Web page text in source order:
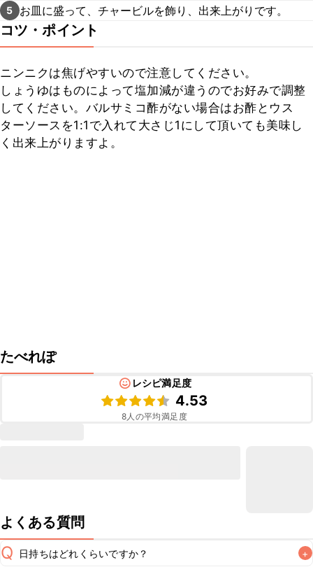
5 お皿に盛って、チャービルを飾り、出来上がりです。
コツ・ポイント
ニンニクは焦げやすいので注意してください。
しょうゆはものによって塩加減が違うのでお好みで調整
してください。バルサミコ酢がない場合はお酢とウス
ターソースを1:1で入れて大さじ1にして頂いても美味し
く出来上がりますよ。
たべれぽ
レシピ満足度
4.53
8人の平均満足度
よくある質問
Q 日持ちはどれくらいですか？
+